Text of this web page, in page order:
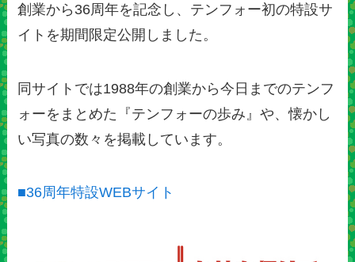
創業から36周年を記念し、テンフォー初の特設サ
イトを期間限定公開しました。
同サイトでは1988年の創業から今日までのテンフ
ォーをまとめた『テンフォーの歩み』や、懐かし
い写真の数々を掲載しています。
■36周年特設WEBサイト